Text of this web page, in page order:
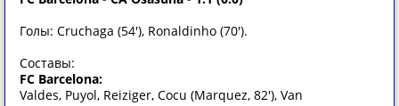
Голы: Cruchaga (54'), Ronaldinho (70').
Составы:
FC Barcelona:
Valdes, Puyol, Reiziger, Cocu (Marquez, 82'), Van